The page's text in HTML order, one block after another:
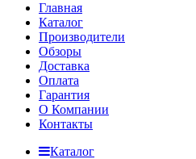
Главная
Каталог
Производители
Обзоры
Доставка
Оплата
Гарантия
О Компании
Контакты
Каталог